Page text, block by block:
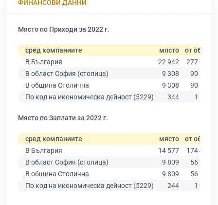
ФИНАНСОВИ ДАННИ
Място по Приходи за 2022 г.
сред компаниите място от общо
В България
22 942
277 019
В област София (столица)
9 308
90 178
В община Столична
9 308
90 178
По код на икономическа дейност (5229)
344 1 558
Място по Заплати за 2022 г.
сред компаниите място от общо
В България
14 577
174 403
В област София (столица)
9 809
56 378
В община Столична
9 809
56 378
По код на икономическа дейност (5229)
244 1 021